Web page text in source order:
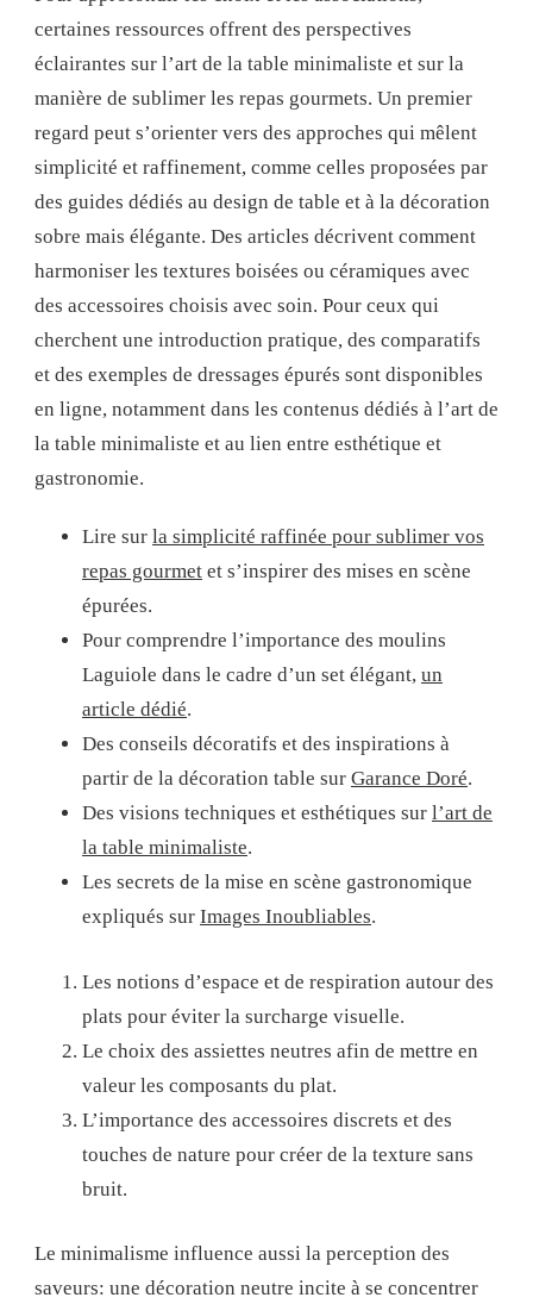
certaines ressources offrent des perspectives
éclairantes sur l’art de la table minimaliste et sur la
manière de sublimer les repas gourmets. Un premier
regard peut s’orienter vers des approches qui mêlent
simplicité et raffinement, comme celles proposées par
des guides dédiés au design de table et à la décoration
sobre mais élégante. Des articles décrivent comment
harmoniser les textures boisées ou céramiques avec
des accessoires choisis avec soin. Pour ceux qui
cherchent une introduction pratique, des comparatifs
et des exemples de dressages épurés sont disponibles
en ligne, notamment dans les contenus dédiés à l’art de
la table minimaliste et au lien entre esthétique et
gastronomie.
Lire sur la simplicité raffinée pour sublimer vos
repas gourmet et s’inspirer des mises en scène
épurées.
Pour comprendre l’importance des moulins
Laguiole dans le cadre d’un set élégant, un
article dédié.
Des conseils décoratifs et des inspirations à
partir de la décoration table sur Garance Doré.
Des visions techniques et esthétiques sur l’art de
la table minimaliste.
Les secrets de la mise en scène gastronomique
expliqués sur Images Inoubliables.
Les notions d’espace et de respiration autour des
plats pour éviter la surcharge visuelle.
Le choix des assiettes neutres afin de mettre en
valeur les composants du plat.
L’importance des accessoires discrets et des
touches de nature pour créer de la texture sans
bruit.
Le minimalisme influence aussi la perception des
saveurs: une décoration neutre incite à se concentrer